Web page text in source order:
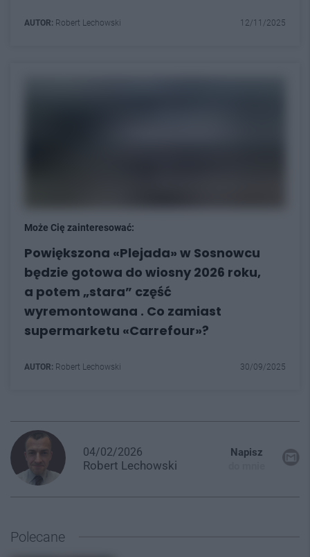
AUTOR: Robert Lechowski 12/11/2025
Może Cię zainteresować:
Powiększona «Plejada» w Sosnowcu
będzie gotowa do wiosny 2026 roku,
a potem „stara” część
wyremontowana . Co zamiast
supermarketu «Carrefour»?
AUTOR: Robert Lechowski 30/09/2025
04/02/2026
Robert Lechowski
Napisz
Polecane